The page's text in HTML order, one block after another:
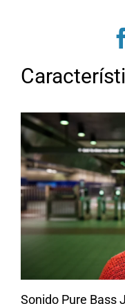
Sonido Pure Bass